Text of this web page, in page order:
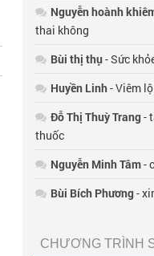
Nguyễn hoành
thai không
Bùi thị thụ- Sức
Huyền Linh- Viêm
Đỗ Thị Thuỳ Trang-
thuốc
Nguyễn Minh Tâm-
Bùi Bích Phương-
CHƯƠNG TRÌNH